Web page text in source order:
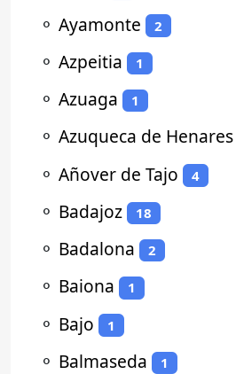
⚬ Ayamonte 2
⚬ Azpeitia 1
⚬ Azuaga 1
⚬ Azuqueca de Henares
⚬ Añover de Tajo 4
⚬ Badajoz 18
⚬ Badalona 2
⚬ Baiona 1
⚬ Bajo 1
⚬ Balmaseda 1